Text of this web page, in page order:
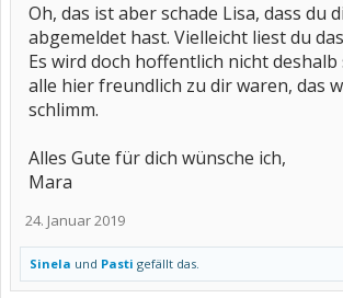
Oh, das ist aber schade Lisa, dass du
abgemeldet hast. Vielleicht liest du
Es wird doch hoffentlich nicht
alle hier freundlich zu dir waren, das
schlimm.
Alles Gute für dich wünsche ich,
Mara
24. Januar 2019
Sinela und Pasti gefällt das.